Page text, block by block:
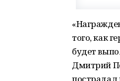
того, как
будет
Дмитрий